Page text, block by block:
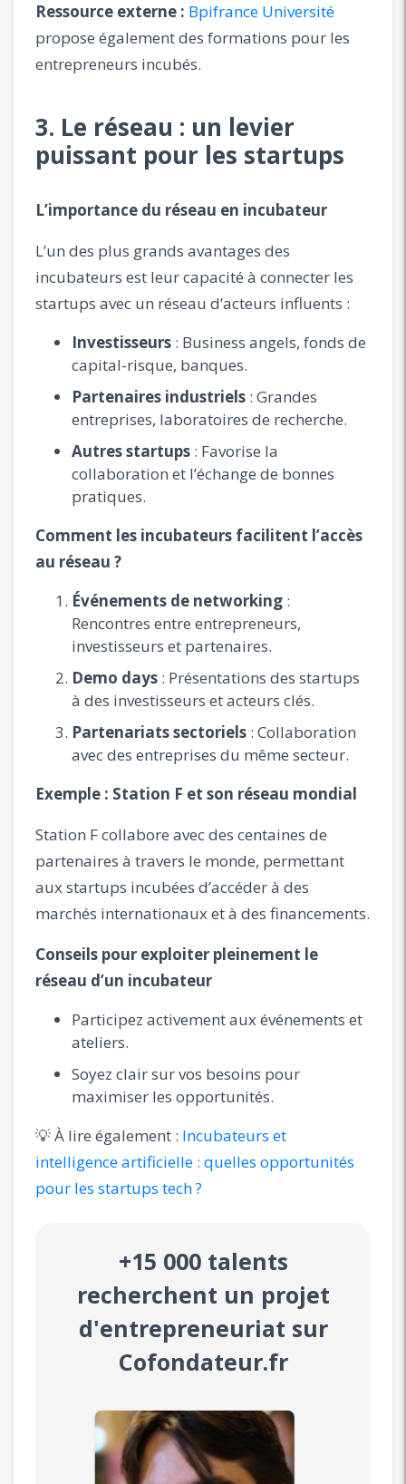
Ressource externe : Bpifrance Université
propose également des formations pour les
entrepreneurs incubés.
3. Le réseau : un levier
puissant pour les startups
L’importance du réseau en incubateur
L’un des plus grands avantages des
incubateurs est leur capacité à connecter les
startups avec un réseau d’acteurs influents :
Investisseurs : Business angels, fonds de
capital-risque, banques.
Partenaires industriels : Grandes
entreprises, laboratoires de recherche.
Autres startups : Favorise la
collaboration et l’échange de bonnes
pratiques.
Comment les incubateurs facilitent l’accès
au réseau ?
Événements de networking :
Rencontres entre entrepreneurs,
investisseurs et partenaires.
Demo days : Présentations des startups
à des investisseurs et acteurs clés.
Partenariats sectoriels : Collaboration
avec des entreprises du même secteur.
Exemple : Station F et son réseau mondial
Station F collabore avec des centaines de
partenaires à travers le monde, permettant
aux startups incubées d’accéder à des
marchés internationaux et à des financements.
Conseils pour exploiter pleinement le
réseau d’un incubateur
Participez activement aux événements et
ateliers.
Soyez clair sur vos besoins pour
maximiser les opportunités.
💡 À lire également : Incubateurs et
intelligence artificielle : quelles opportunités
pour les startups tech ?
+15 000 talents
recherchent un projet
d'entrepreneuriat sur
Cofondateur.fr